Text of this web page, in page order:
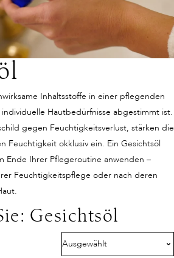
Inhaltsstoffe in einer pflegenden
Hautbedürfnisse abgestimmt ist.
gegen Feuchtigkeitsverlust, stärken die
Feuchtigkeit okklusiv ein. Ein Gesichtsöl
Ende Ihrer Pflegeroutine anwenden –
Feuchtigkeitspflege oder nach deren
Gesichtsöl
Ausgewählt